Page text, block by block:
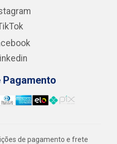
Pagamento
de pagamento e frete